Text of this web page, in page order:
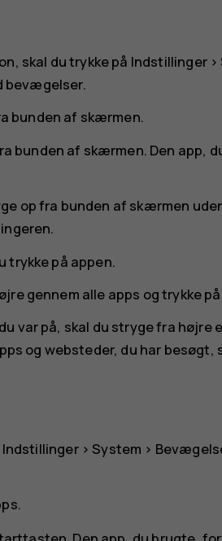
skal du trykke på Indstillinger>
bevægelser.
bunden af skærmen.
bunden af skærmen. Den app,
op fra bunden af skærmen
trykke på appen.
gennem alle apps og trykke på
var på, skal du stryge fra højre
og websteder, du har besøgt,
Indstillinger> System >